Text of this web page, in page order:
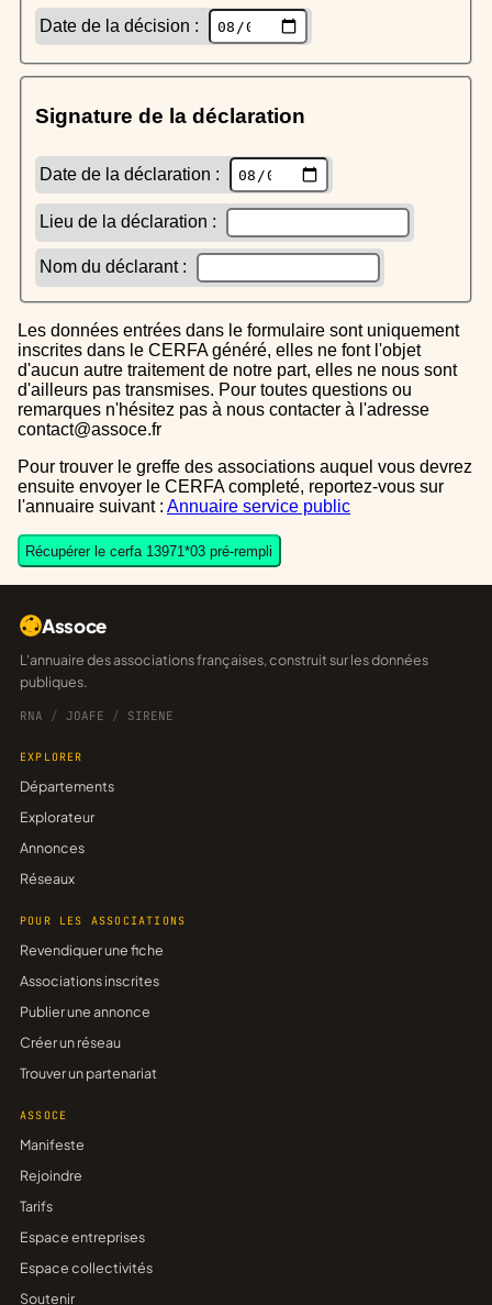
Date de la décision :
Signature de la déclaration
Date de la déclaration :
Lieu de la déclaration :
Nom du déclarant :
Les données entrées dans le formulaire sont uniquement
inscrites dans le CERFA généré, elles ne font l'objet
d'aucun autre traitement de notre part, elles ne nous sont
d'ailleurs pas transmises. Pour toutes questions ou
remarques n'hésitez pas à nous contacter à l'adresse
contact@assoce.fr
Pour trouver le greffe des associations auquel vous devrez
ensuite envoyer le CERFA completé, reportez-vous sur
l'annuaire suivant : Annuaire service public
Récupérer le cerfa 13971*03 pré-rempli
Assoce
L'annuaire des associations françaises, construit sur les données
publiques.
RNA / JOAFE / SIRENE
EXPLORER
Départements
Explorateur
Annonces
Réseaux
POUR LES ASSOCIATIONS
Revendiquer une fiche
Associations inscrites
Publier une annonce
Créer un réseau
Trouver un partenariat
ASSOCE
Manifeste
Rejoindre
Tarifs
Espace entreprises
Espace collectivités
Soutenir